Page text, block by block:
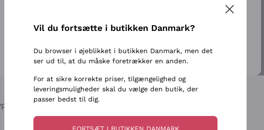
eller
Biondi Santi
Franz Haas
Argiolas
Zenato
Ca' dei Frati
Ribolla Gialla
Sauvignon
Tilmeld
For flere oplysninger, læs voresPrivatlivspolitik
Vil du fortsætte i butikken Danmark?
Du browser i øjeblikket i butikken Danmark, men det
ser ud til, at du måske foretrækker en anden.
For at sikre korrekte priser, tilgængelighed og
leveringsmuligheder skal du vælge den butik, der
passer bedst til dig.